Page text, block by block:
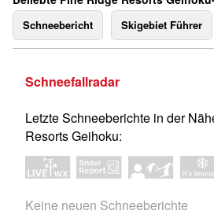
Schneebericht Skigebiet Führer
Schneefallradar
Letzte Schneeberichte in der
Resorts Geihoku:
Keine neuen Schneeberichte